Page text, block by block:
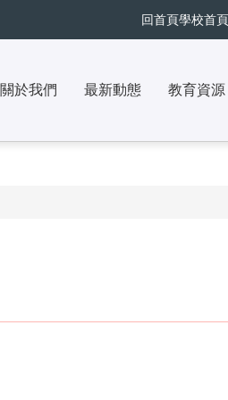
回首頁學校首頁
關於我們 最新動態 教育資源